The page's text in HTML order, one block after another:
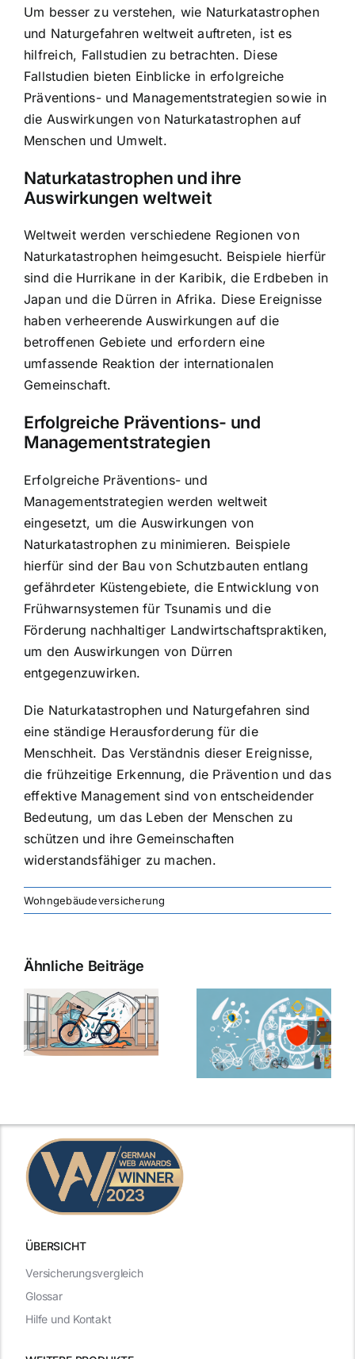
Um besser zu verstehen, wie Naturkatastrophen
und Naturgefahren weltweit auftreten, ist es
hilfreich, Fallstudien zu betrachten. Diese
Fallstudien bieten Einblicke in erfolgreiche
Präventions- und Managementstrategien sowie in
die Auswirkungen von Naturkatastrophen auf
Menschen und Umwelt.
Naturkatastrophen und ihre
Auswirkungen weltweit
Weltweit werden verschiedene Regionen von
Naturkatastrophen heimgesucht. Beispiele hierfür
sind die Hurrikane in der Karibik, die Erdbeben in
Japan und die Dürren in Afrika. Diese Ereignisse
haben verheerende Auswirkungen auf die
betroffenen Gebiete und erfordern eine
umfassende Reaktion der internationalen
Gemeinschaft.
Erfolgreiche Präventions- und
Managementstrategien
Erfolgreiche Präventions- und
Managementstrategien werden weltweit
eingesetzt, um die Auswirkungen von
Naturkatastrophen zu minimieren. Beispiele
hierfür sind der Bau von Schutzbauten entlang
gefährdeter Küstengebiete, die Entwicklung von
Frühwarnsystemen für Tsunamis und die
Förderung nachhaltiger Landwirtschaftspraktiken,
um den Auswirkungen von Dürren
entgegenzuwirken.
Die Naturkatastrophen und Naturgefahren sind
eine ständige Herausforderung für die
Menschheit. Das Verständnis dieser Ereignisse,
die frühzeitige Erkennung, die Prävention und das
effektive Management sind von entscheidender
Bedeutung, um das Leben der Menschen zu
schützen und ihre Gemeinschaften
widerstandsfähiger zu machen.
Wohngebäudeversicherung
Ähnliche Beiträge
ÜBERSICHT
Versicherungsvergleich
Glossar
Hilfe und Kontakt